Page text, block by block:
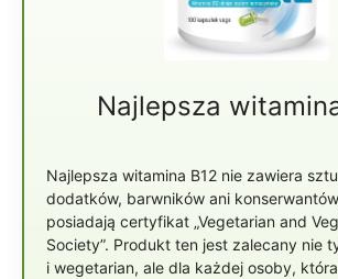
Najlepsza
Najlepsza witamina B12 nie zawiera
dodatków, barwników ani
posiadają certyfikat „Vegetarian and
Society”. Produkt ten jest zalecany nie
i wegetarian, ale dla każdej osoby,